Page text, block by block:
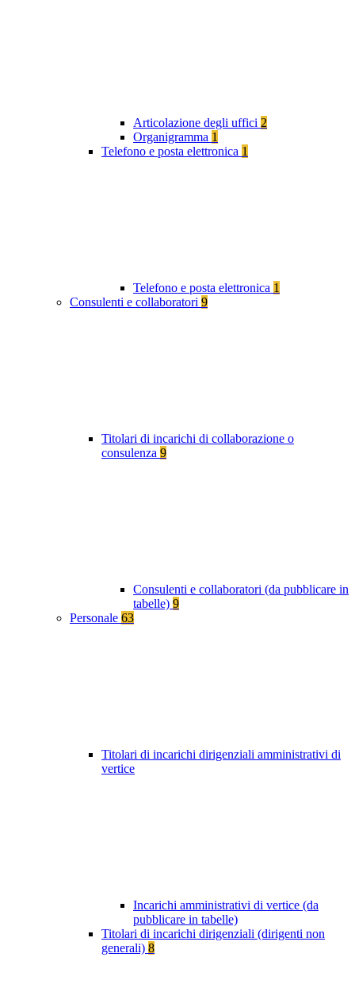
Articolazione degli uffici 2
Organigramma 1
Telefono e posta elettronica 1
Telefono e posta elettronica 1
Consulenti e collaboratori 9
Titolari di incarichi di collaborazione o
consulenza 9
Consulenti e collaboratori (da pubblicare in
tabelle) 9
Personale 63
Titolari di incarichi dirigenziali amministrativi di
vertice
Incarichi amministrativi di vertice (da
pubblicare in tabelle)
Titolari di incarichi dirigenziali (dirigenti non
generali) 8